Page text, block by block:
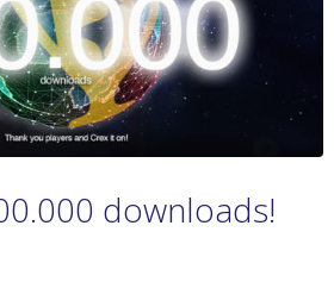
downloads!